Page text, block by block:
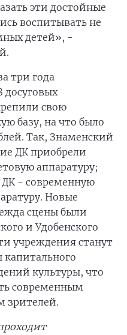
эти достойные
воспитывать не
детей», -
три года
досуговых
свою
базу, на что было
Так, Знаменский
ДК приобрели
аппаратуру;
ДК - современную
Новые
сцены были
и Удобенского
учреждения станут
культуры, что
современным
зрителей.